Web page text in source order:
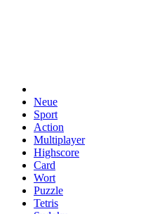
Neue
Sport
Action
Multiplayer
Highscore
Card
Wort
Puzzle
Tetris